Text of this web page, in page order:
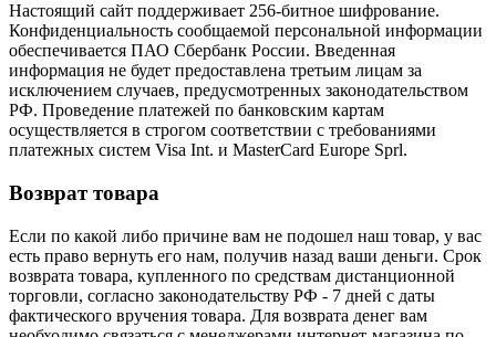
Настоящий сайт поддерживает 256-битное шифрование.
Конфиденциальность сообщаемой персональной информации
обеспечивается ПАО Сбербанк России. Введенная
информация не будет предоставлена третьим лицам за
исключением случаев, предусмотренных законодательством
РФ. Проведение платежей по банковским картам
осуществляется в строгом соответствии с требованиями
платежных систем Visa Int. и MasterCard Europe Sprl.
Возврат товара
Если по какой либо причине вам не подошел наш товар, у вас
есть право вернуть его нам, получив назад ваши деньги. Срок
возврата товара, купленного по средствам дистанционной
торговли, согласно законодательству РФ - 7 дней с даты
фактического вручения товара. Для возврата денег вам